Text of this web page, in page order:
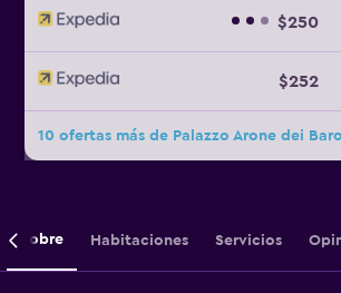
$250
$252
10 ofertas más de Palazzo Arone dei
Sobre Habitaciones Servicios